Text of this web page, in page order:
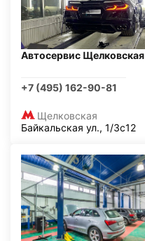
Автосервис Щелковская
+7 (495) 162-90-81
Щелковская
Байкальская ул., 1/3с12